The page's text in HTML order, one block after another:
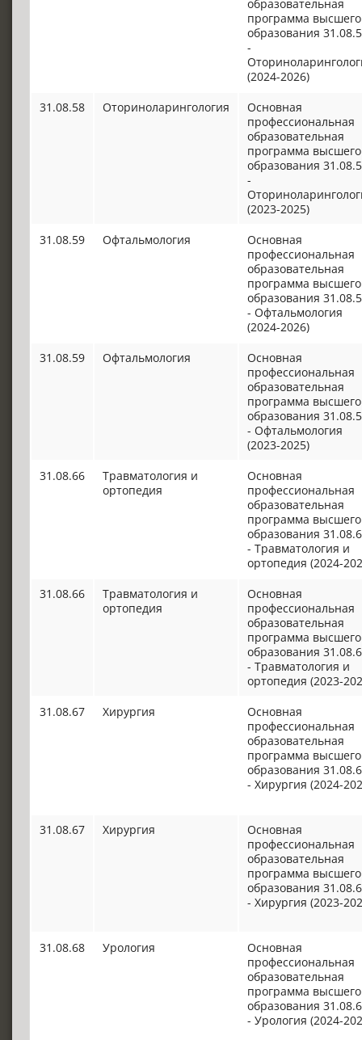
образовательная
программа высшего
образования
-
(2024-2026)
31.08.58
Оториноларингология
Основная
профессиональная
образовательная
программа высшего
образования
-
(2023-2025)
31.08.59
Офтальмология
Основная
профессиональная
образовательная
программа высшего
образования
- Офтальмология
(2024-2026)
31.08.59
Офтальмология
Основная
профессиональная
образовательная
программа высшего
образования
- Офтальмология
(2023-2025)
31.08.66
Травматология и
ортопедия
Основная
профессиональная
образовательная
программа высшего
образования
- Травматология и
ортопедия (2024-
31.08.66
Травматология и
ортопедия
Основная
профессиональная
образовательная
программа высшего
образования
- Травматология и
ортопедия (2023-
31.08.67
Хирургия
Основная
профессиональная
образовательная
программа высшего
образования
- Хирургия (2024-
31.08.67 Хирургия
Основная
профессиональная
образовательная
программа высшего
образования
- Хирургия (2023-
31.08.68 Урология
Основная
профессиональная
образовательная
программа высшего
образования
- Урология (2024-